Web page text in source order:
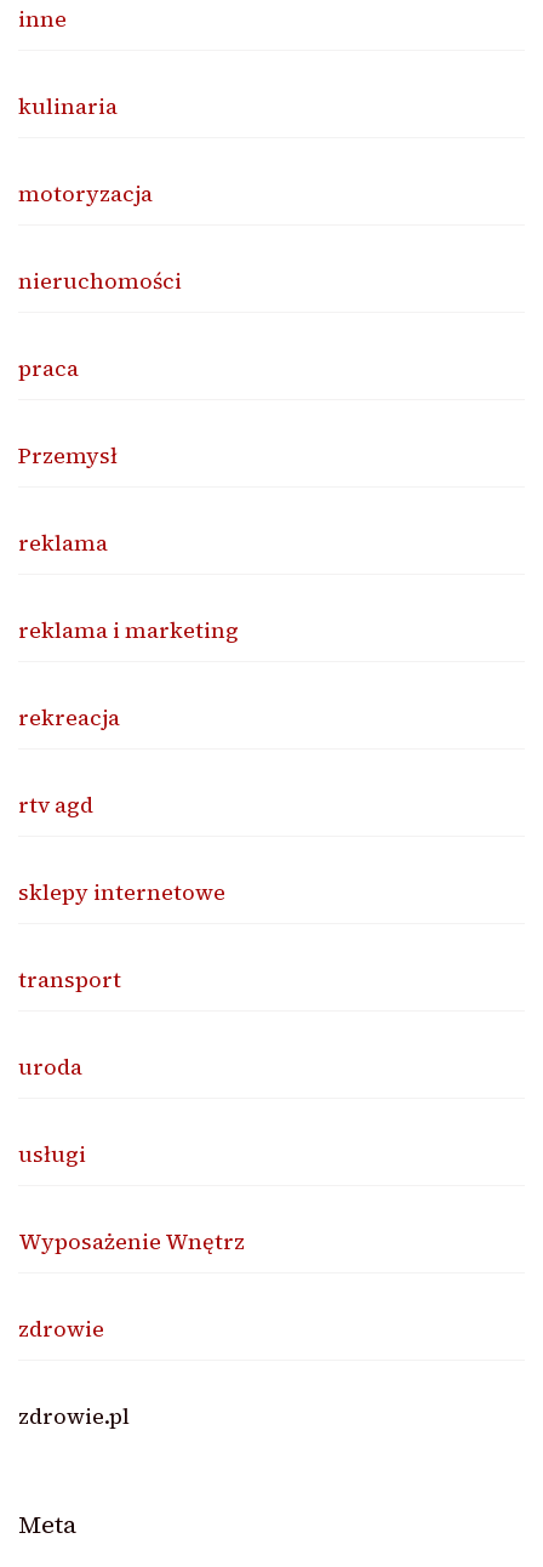
inne
kulinaria
motoryzacja
nieruchomości
praca
Przemysł
reklama
reklama i marketing
rekreacja
rtv agd
sklepy internetowe
transport
uroda
usługi
Wyposażenie Wnętrz
zdrowie
zdrowie.pl
Meta